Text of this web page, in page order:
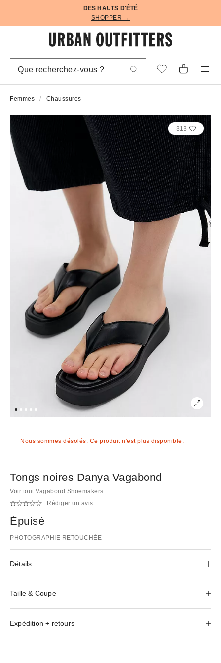
DES HAUTS D'ÉTÉ
SHOPPER →
Femmes Chaussures
313
Nous sommes désolés. Ce produit n'est plus disponible.
Tongs noires Danya Vagabond
Voir tout Vagabond Shoemakers
Rédiger un avis
Épuisé
PHOTOGRAPHIE RETOUCHÉE
Détails
Taille & Coupe
Expédition + retours